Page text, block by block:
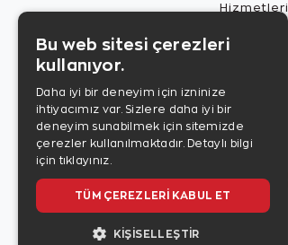
Hizmetleri
Bu web sitesi çerezleri
kullanıyor.
Daha iyi bir deneyim için izninize
ihtiyacımız var. Sizlere daha iyi bir
deneyim sunabilmek için sitemizde
çerezler kullanılmaktadır. Detaylı bilgi
için tıklayınız.
TÜM ÇEREZLERI KABUL ET
KIŞISELLEŞTIR